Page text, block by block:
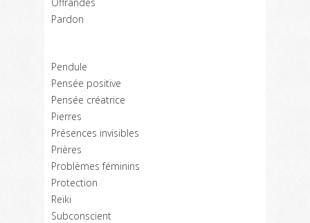
Pardon
Pendule
Pensée positive
Pensée créatrice
Pierres
Présences invisibles
Prières
Problèmes féminins
Protection
Reiki
Subconscient